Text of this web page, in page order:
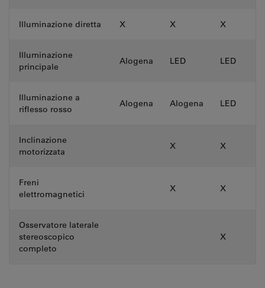
Illuminazione diretta X X X
Illuminazione
principale
Alogena LED LED
Illuminazione a
riflesso rosso
Alogena Alogena LED
Inclinazione
motorizzata
X X
Freni
elettromagnetici
X X
Osservatore laterale
stereoscopico
completo
X